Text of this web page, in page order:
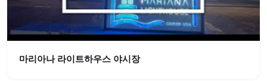
마리아나 라이트하우스 야시장